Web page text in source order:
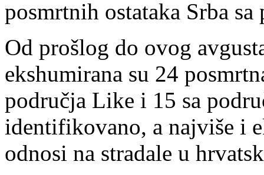
posmrtnih ostataka Srba
Od prošlog do ovog
ekshumirana su 24
područja Like i 15 sa
identifikovano, a najviše i
odnosi na stradale u